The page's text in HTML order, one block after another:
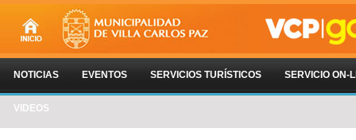
NOTICIAS EVENTOS SERVICIOS TURÍSTICOS SERVICIO ON-
VIDEOS